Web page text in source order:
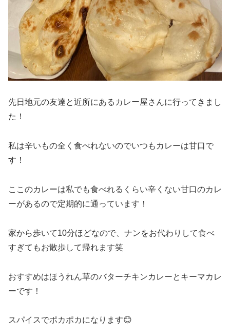
先日地元の友達と近所にあるカレー屋さんに行ってきまし
た！
私は辛いもの全く食べれないのでいつもカレーは甘口で
す！
ここのカレーは私でも食べれるくらい辛くない甘口のカレ
ーがあるので定期的に通っています！
家から歩いて10分ほどなので、ナンをお代わりして食べ
すぎてもお散歩して帰れます笑
おすすめはほうれん草のバターチキンカレーとキーマカレ
ーです！
スパイスでポカポカになります😊